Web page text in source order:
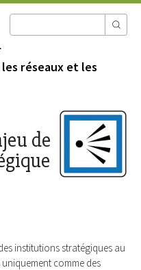
réseaux et les
de
institutions stratégiques au
comme des